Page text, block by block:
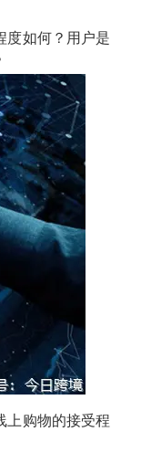
度如何？用户是
上购物的接受程